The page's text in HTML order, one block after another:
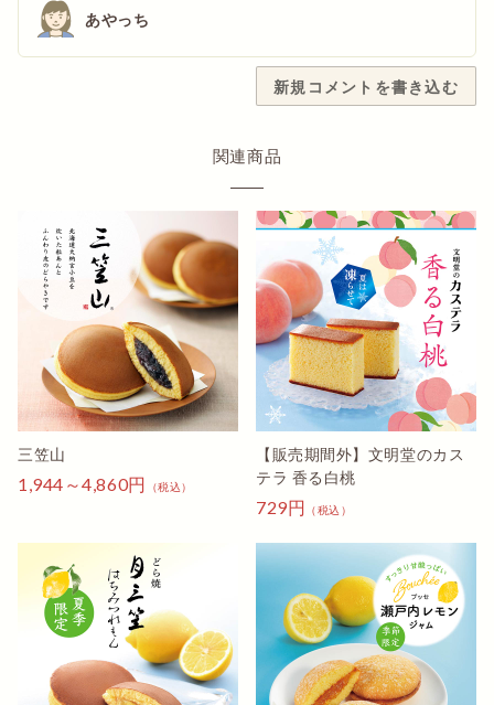
あやっち
こしあん好きにはたまらない藻塩ドラ
ドラ焼きはつぶあんが主流なのであまり好んで食さなかっ
分がめちゃめちゃ美味!!親友に贈ったらレアだと喜んでく
れました。塩味が程よく効いていて今まで食べたことない
最高のドラ焼きでした❣
新規コメントを書き込む
関連商品
三笠山
1,944～4,860円 （税込）
【販売期間外】文明堂のカス
テラ 香る白桃
729円 （税込）